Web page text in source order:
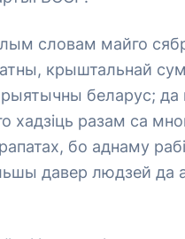
словам майго
крыштальнай
беларус; да
хадзіць разам са
бо аднаму
давер людзей да